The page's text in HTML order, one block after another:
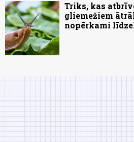
Triks, kas
gliemežiem
nopērkami